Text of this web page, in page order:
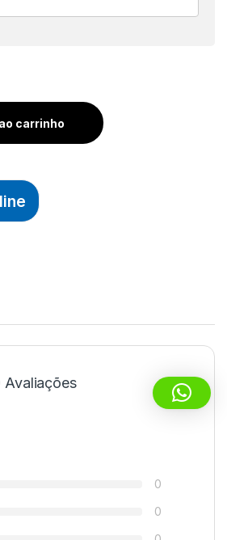
P/ ELETRODUTO - INCA quantidade
carrinho
Avaliações
0
0